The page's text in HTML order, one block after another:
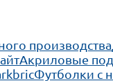
производства
Акриловые
Футболки с